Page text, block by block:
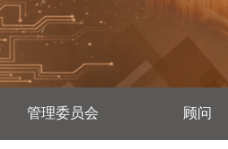
管理委员会 顾问